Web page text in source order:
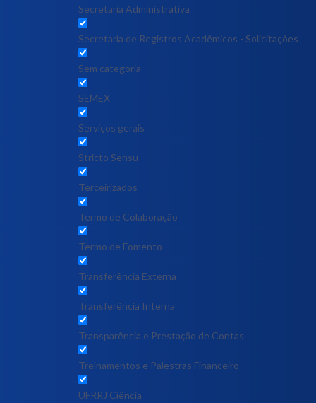
Secretaria Administrativa
Secretaria de Registros Acadêmicos - Solicitações
Sem categoria
SEMEX
Serviços gerais
Stricto Sensu
Terceirizados
Termo de Colaboração
Termo de Fomento
Transferência Externa
Transferência Interna
Transparência e Prestação de Contas
Treinamentos e Palestras Financeiro
UFRRJ Ciência